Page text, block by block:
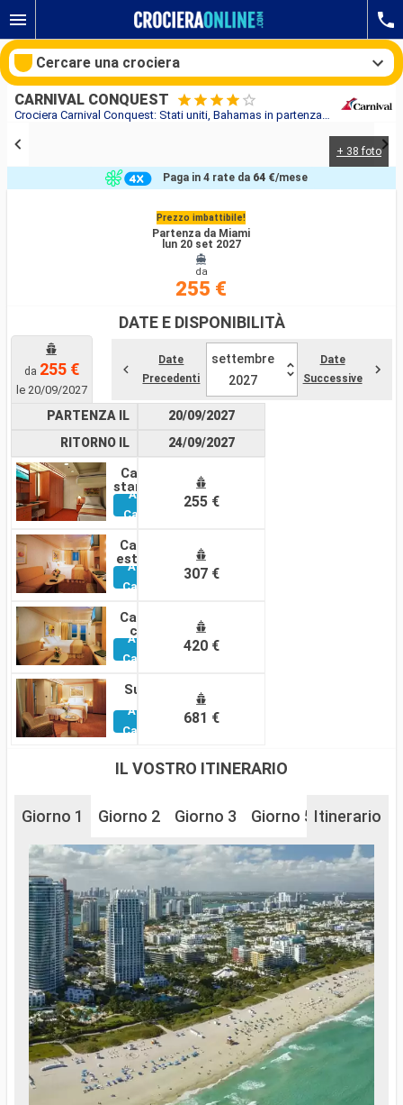
Crociera Carnival Conquest: Stati uniti, Bahamas in partenza da Miami
CARNIVAL CONQUEST
+ 38 foto
Prezzo imbattibile!
Partenza da Miami
lun 20 set 2027
da
255 €
Paga in 4 rate da 64 €/mese
DATE E DISPONIBILITÀ
da 255 €
le 20/09/2027
Date
Precedenti
settembre
2027
Date
Successive
PARTENZA IL
RITORNO IL
Cabina
standard
Altre
Cabine
Cabina
esterna
Altre
Cabine
Cabina
con
balcone
Altre
Cabine
Suite
Altre
Cabine
20/09/2027
24/09/2027
255 €
307 €
420 €
681 €
IL VOSTRO ITINERARIO
Giorno 1 Giorno 2 Giorno 3 Giorno 5 Itinerario
Cercare una crociera
Compagnie
Ricerca